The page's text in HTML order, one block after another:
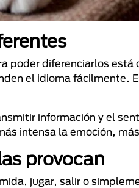
poder diferenciarlos está
el idioma fácilmente.
información y el
intensa la emoción,
provocan
jugar, salir o